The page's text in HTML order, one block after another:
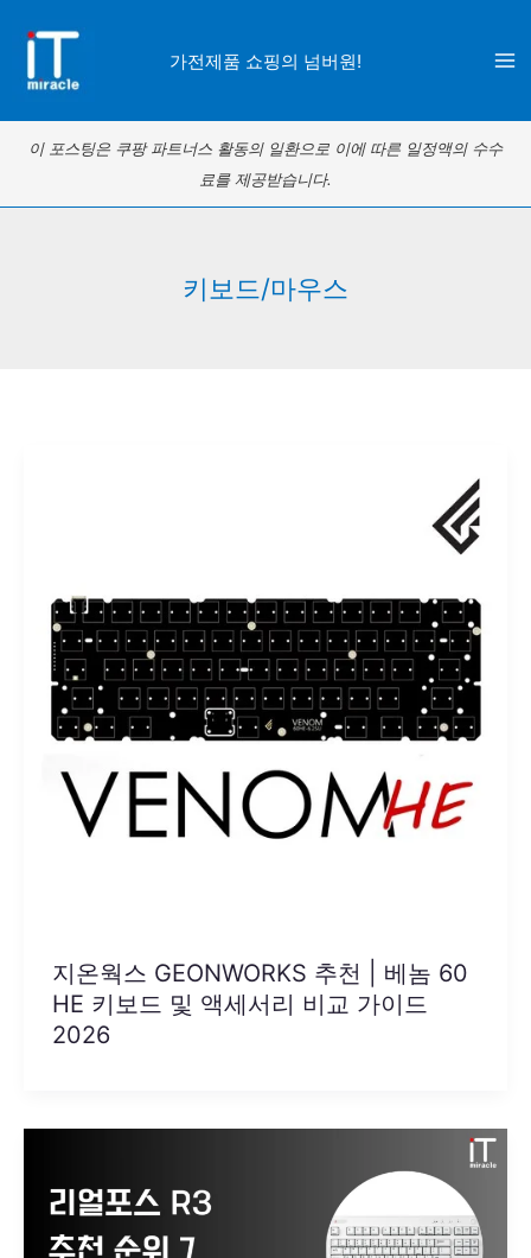
로
가전제품 쇼핑의 넘버원!
이 포스팅은 쿠팡 파트너스 활동의 일환으로 이에 따른 일정액의 수수
료를 제공받습니다.
키보드/마우스
지온웍스 GEONWORKS 추천 | 베놈 60
HE 키보드 및 액세서리 비교 가이드
2026